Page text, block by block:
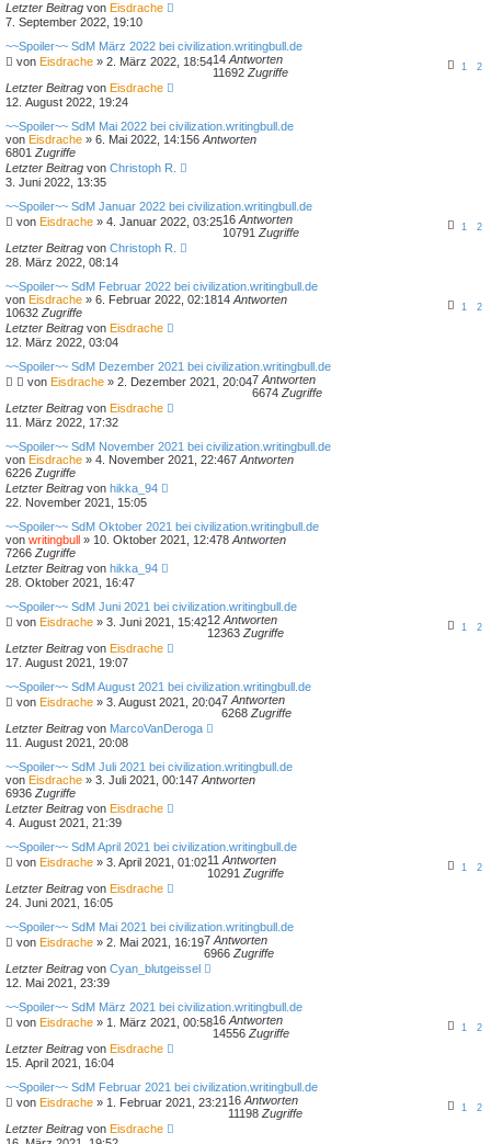
Letzter Beitrag von Eisdrache
7. September 2022, 19:10
~~Spoiler~~ SdM März 2022 bei civilization.writingbull.de
von Eisdrache » 2. März 2022, 18:54 1 2
14 Antworten
11692 Zugriffe
Letzter Beitrag von Eisdrache
12. August 2022, 19:24
~~Spoiler~~ SdM Mai 2022 bei civilization.writingbull.de
von Eisdrache » 6. Mai 2022, 14:156 Antworten
6801 Zugriffe
Letzter Beitrag von Christoph R.
3. Juni 2022, 13:35
~~Spoiler~~ SdM Januar 2022 bei civilization.writingbull.de
von Eisdrache » 4. Januar 2022, 03:25 1 2
16 Antworten
10791 Zugriffe
Letzter Beitrag von Christoph R.
28. März 2022, 08:14
~~Spoiler~~ SdM Februar 2022 bei civilization.writingbull.de
von Eisdrache » 6. Februar 2022, 02:18
1 2
14 Antworten
10632 Zugriffe
Letzter Beitrag von Eisdrache
12. März 2022, 03:04
~~Spoiler~~ SdM Dezember 2021 bei civilization.writingbull.de
von Eisdrache » 2. Dezember 2021, 20:047 Antworten
6674 Zugriffe
Letzter Beitrag von Eisdrache
11. März 2022, 17:32
~~Spoiler~~ SdM November 2021 bei civilization.writingbull.de
von Eisdrache » 4. November 2021, 22:467 Antworten
6226 Zugriffe
Letzter Beitrag von hikka_94
22. November 2021, 15:05
~~Spoiler~~ SdM Oktober 2021 bei civilization.writingbull.de
von writingbull » 10. Oktober 2021, 12:478 Antworten
7266 Zugriffe
Letzter Beitrag von hikka_94
28. Oktober 2021, 16:47
~~Spoiler~~ SdM Juni 2021 bei civilization.writingbull.de
von Eisdrache » 3. Juni 2021, 15:42 1 2
12 Antworten
12363 Zugriffe
Letzter Beitrag von Eisdrache
17. August 2021, 19:07
~~Spoiler~~ SdM August 2021 bei civilization.writingbull.de
von Eisdrache » 3. August 2021, 20:047 Antworten
6268 Zugriffe
Letzter Beitrag von MarcoVanDeroga
11. August 2021, 20:08
~~Spoiler~~ SdM Juli 2021 bei civilization.writingbull.de
von Eisdrache » 3. Juli 2021, 00:147 Antworten
6936 Zugriffe
Letzter Beitrag von Eisdrache
4. August 2021, 21:39
~~Spoiler~~ SdM April 2021 bei civilization.writingbull.de
von Eisdrache » 3. April 2021, 01:02 1 2
11 Antworten
10291 Zugriffe
Letzter Beitrag von Eisdrache
24. Juni 2021, 16:05
~~Spoiler~~ SdM Mai 2021 bei civilization.writingbull.de
von Eisdrache » 2. Mai 2021, 16:197 Antworten
6966 Zugriffe
Letzter Beitrag von Cyan_blutgeissel
12. Mai 2021, 23:39
~~Spoiler~~ SdM März 2021 bei civilization.writingbull.de
von Eisdrache » 1. März 2021, 00:58 1 2
16 Antworten
14556 Zugriffe
Letzter Beitrag von Eisdrache
15. April 2021, 16:04
~~Spoiler~~ SdM Februar 2021 bei civilization.writingbull.de
von Eisdrache » 1. Februar 2021, 23:21 1 2
16 Antworten
11198 Zugriffe
Letzter Beitrag von Eisdrache